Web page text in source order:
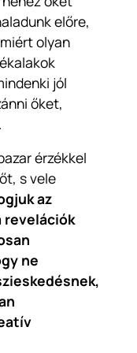
előre,
olyan
jól
őket,
érzékkel
s vele
az
revelációk
ne